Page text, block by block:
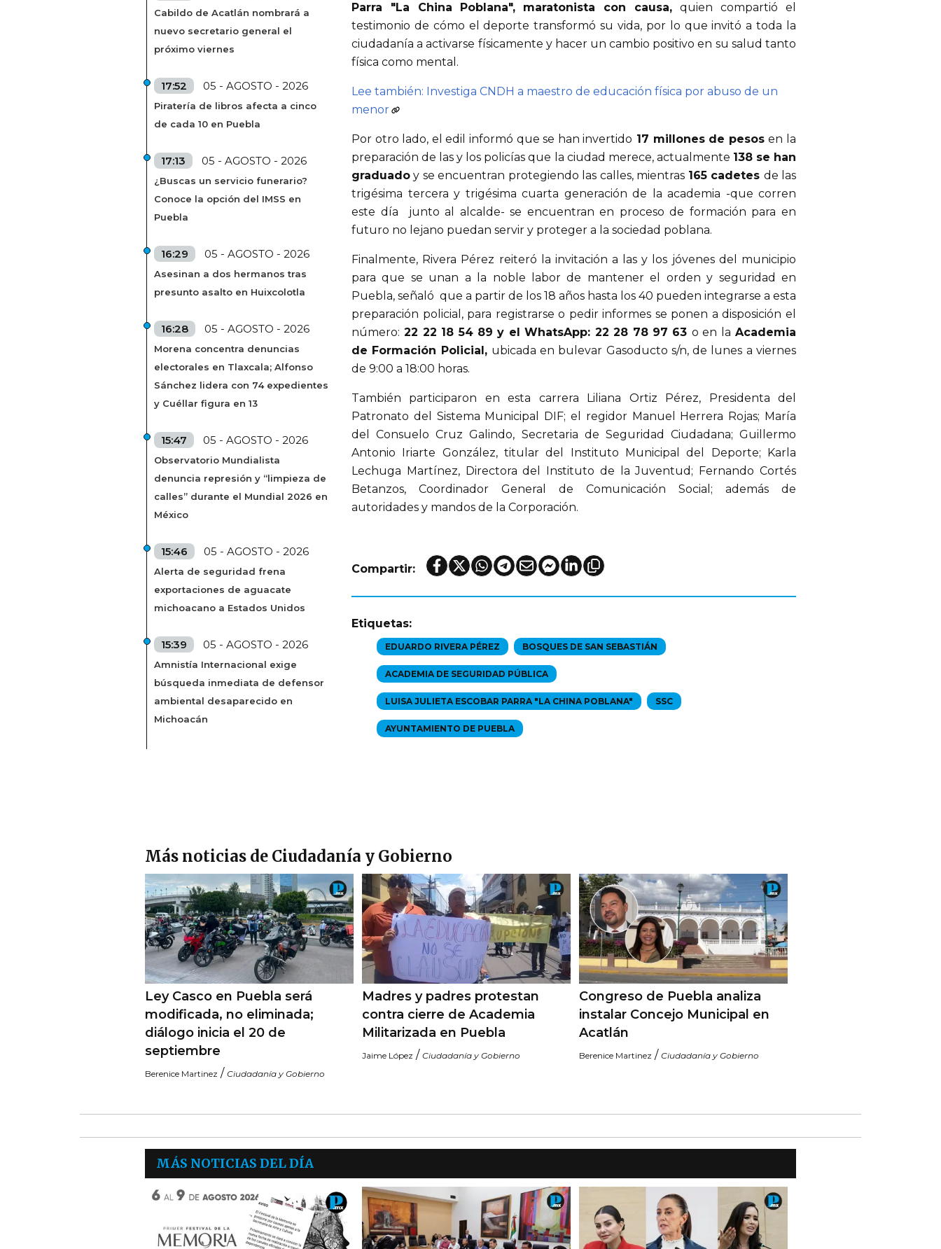
Cabildo de Acatlán nombrará a
nuevo secretario general el
próximo viernes
17:52 05 - AGOSTO - 2026
Piratería de libros afecta a cinco
de cada 10 en Puebla
17:13 05 - AGOSTO - 2026
¿Buscas un servicio funerario?
Conoce la opción del IMSS en
Puebla
16:29 05 - AGOSTO - 2026
Asesinan a dos hermanos tras
presunto asalto en Huixcolotla
16:28 05 - AGOSTO - 2026
Morena concentra denuncias
electorales en Tlaxcala; Alfonso
Sánchez lidera con 74 expedientes
y Cuéllar figura en 13
15:47 05 - AGOSTO - 2026
Observatorio Mundialista
denuncia represión y “limpieza de
calles” durante el Mundial 2026 en
México
15:46 05 - AGOSTO - 2026
Alerta de seguridad frena
exportaciones de aguacate
michoacano a Estados Unidos
15:39 05 - AGOSTO - 2026
Amnistía Internacional exige
búsqueda inmediata de defensor
ambiental desaparecido en
Michoacán
Parra "La China Poblana",
maratonista con causa,quien compartió el
testimonio de cómo el deporte transformó su vida, por lo que invitó a toda la
ciudadanía a activarse físicamente y hacer un cambio positivo en su salud tanto
física como mental.
Lee también: Investiga CNDH a maestro de educación física por abuso de un
menor
Por otro lado, el edil informó que se han invertido 17 millones de pesosen la
preparación de las y los policías que la ciudad merece, actualmente 138 se han
graduado y se encuentran protegiendo las calles, mientras 165 cadetes de las
trigésima tercera y trigésima cuarta generación de la academia -que corren
este día junto al alcalde- se encuentran en proceso de formación para en
futuro no lejano puedan servir y proteger a la sociedad poblana.
Finalmente, Rivera Pérez reiteró la invitación a las y los jóvenes del municipio
para que se unan a la noble labor de mantener el orden y seguridad en
Puebla, señaló que a partir de los 18 años hasta los 40 pueden integrarse a esta
preparación policial, para registrarse o pedir informes se ponen a disposición el
número: 22 22 18 54 89 y el WhatsApp: 22 28 78 97 63 o en la Academia
de Formación Policial, ubicada en bulevar Gasoducto s/n, de lunes a viernes
de 9:00 a 18:00 horas.
También participaron en esta carrera Liliana Ortiz Pérez, Presidenta del
Patronato del Sistema Municipal DIF; el regidor Manuel Herrera Rojas; María
del Consuelo Cruz Galindo, Secretaria de Seguridad Ciudadana; Guillermo
Antonio Iriarte González, titular del Instituto Municipal del Deporte; Karla
Lechuga Martínez, Directora del Instituto de la Juventud; Fernando Cortés
Betanzos, Coordinador General de Comunicación Social; además de
autoridades y mandos de la Corporación.
Compartir:
Etiquetas:
EDUARDO RIVERA PÉREZ BOSQUES DE SAN SEBASTIÁN
ACADEMIA DE SEGURIDAD PÚBLICA
LUISA JULIETA ESCOBAR PARRA "LA CHINA POBLANA" SSC
AYUNTAMIENTO DE PUEBLA
Más noticias de Ciudadanía y Gobierno
Ley Casco en Puebla será
modificada, no eliminada;
diálogo inicia el 20 de
septiembre
Berenice Martinez / Ciudadanía y Gobierno
Madres y padres protestan
contra cierre de Academia
Militarizada en Puebla
Jaime López / Ciudadanía y Gobierno
Congreso de Puebla analiza
instalar Concejo Municipal en
Acatlán
Berenice Martinez / Ciudadanía y Gobierno
MÁS NOTICIAS DEL DÍA